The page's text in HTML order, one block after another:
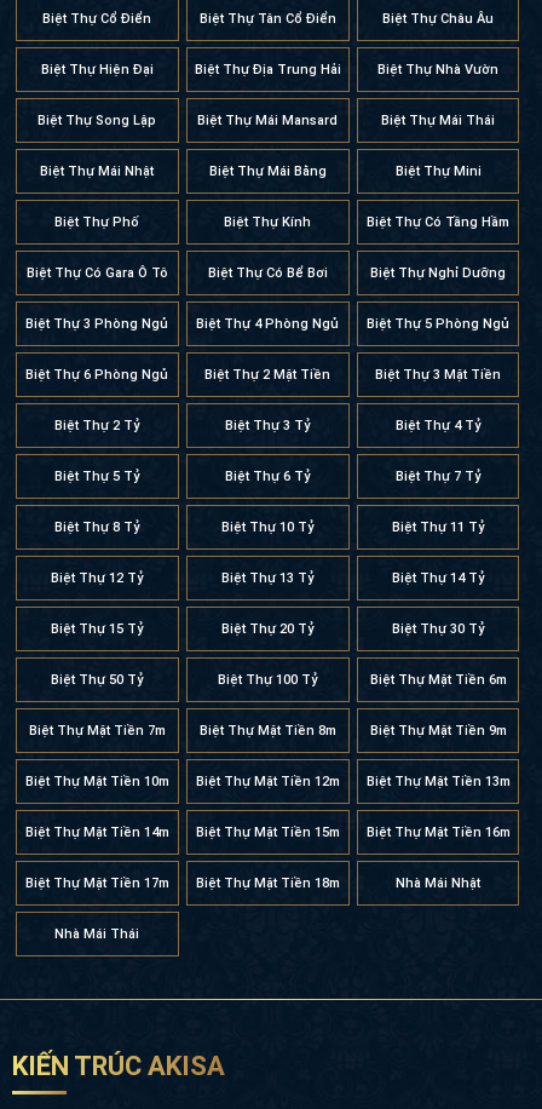
Biệt Thự Cổ Điển Biệt Thự Tân Cổ Điển Biệt Thự Châu Âu
Biệt Thự Hiện Đại Biệt Thự Địa Trung Hải Biệt Thự Nhà Vườn
Biệt Thự Song Lập Biệt Thự Mái Mansard Biệt Thự Mái Thái
Biệt Thự Mái Nhật Biệt Thự Mái Bằng Biệt Thự Mini
Biệt Thự Phố Biệt Thự Kính Biệt Thự Có Tầng Hầm
Biệt Thự Có Gara Ô Tô Biệt Thự Có Bể Bơi Biệt Thự Nghỉ Dưỡng
Biệt Thự 3 Phòng Ngủ Biệt Thự 4 Phòng Ngủ Biệt Thự 5 Phòng Ngủ
Biệt Thự 6 Phòng Ngủ Biệt Thự 2 Mặt Tiền Biệt Thự 3 Mặt Tiền
Biệt Thự 2 Tỷ Biệt Thự 3 Tỷ Biệt Thự 4 Tỷ
Biệt Thự 5 Tỷ Biệt Thự 6 Tỷ Biệt Thự 7 Tỷ
Biệt Thự 8 Tỷ Biệt Thự 10 Tỷ Biệt Thự 11 Tỷ
Biệt Thự 12 Tỷ Biệt Thự 13 Tỷ Biệt Thự 14 Tỷ
Biệt Thự 15 Tỷ Biệt Thự 20 Tỷ Biệt Thự 30 Tỷ
Biệt Thự 50 Tỷ Biệt Thự 100 Tỷ Biệt Thự Mặt Tiền 6m
Biệt Thự Mặt Tiền 7m Biệt Thự Mặt Tiền 8m Biệt Thự Mặt Tiền 9m
Biệt Thự Mặt Tiền 10m Biệt Thự Mặt Tiền 12m Biệt Thự Mặt Tiền 13m
Biệt Thự Mặt Tiền 14m Biệt Thự Mặt Tiền 15m Biệt Thự Mặt Tiền 16m
Biệt Thự Mặt Tiền 17m Biệt Thự Mặt Tiền 18m Nhà Mái Nhật
Nhà Mái Thái
KIẾN TRÚC AKISA